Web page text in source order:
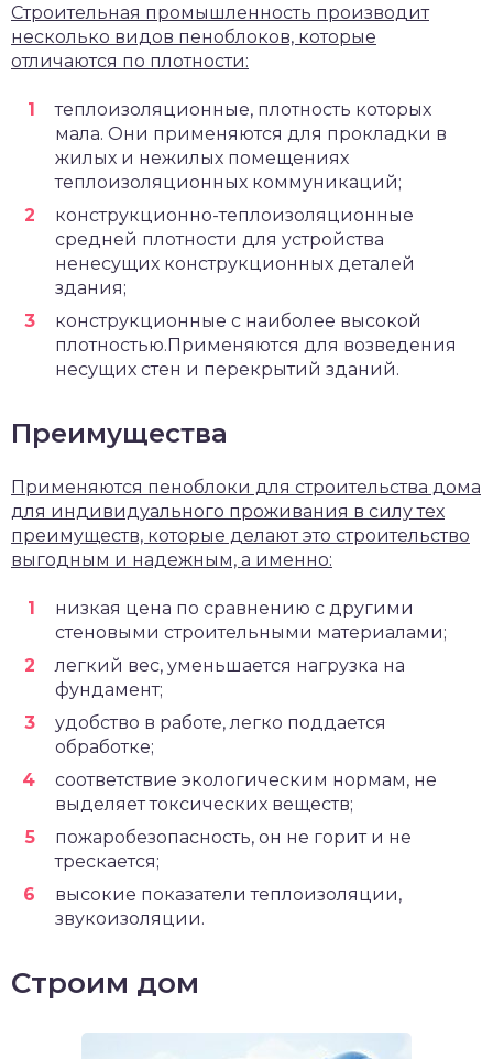
Строительная промышленность производит
несколько видов пеноблоков, которые
отличаются по плотности:
теплоизоляционные, плотность которых
мала. Они применяются для прокладки в
жилых и нежилых помещениях
теплоизоляционных коммуникаций;
конструкционно-теплоизоляционные
средней плотности для устройства
ненесущих конструкционных деталей
здания;
конструкционные с наиболее высокой
плотностью.Применяются для возведения
несущих стен и перекрытий зданий.
Преимущества
Применяются пеноблоки для строительства дома
для индивидуального проживания в силу тех
преимуществ, которые делают это строительство
выгодным и надежным, а именно:
низкая цена по сравнению с другими
стеновыми строительными материалами;
легкий вес, уменьшается нагрузка на
фундамент;
удобство в работе, легко поддается
обработке;
соответствие экологическим нормам, не
выделяет токсических веществ;
пожаробезопасность, он не горит и не
трескается;
высокие показатели теплоизоляции,
звукоизоляции.
Строим дом